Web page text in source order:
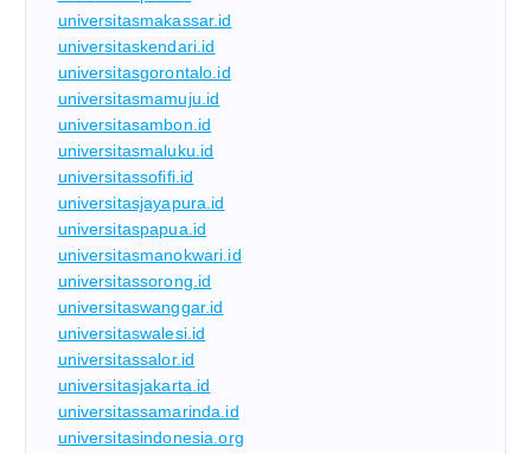
universitasmakassar.id
universitaskendari.id
universitasgorontalo.id
universitasmamuju.id
universitasambon.id
universitasmaluku.id
universitassofifi.id
universitasjayapura.id
universitaspapua.id
universitasmanokwari.id
universitassorong.id
universitaswanggar.id
universitaswalesi.id
universitassalor.id
universitasjakarta.id
universitassamarinda.id
universitasindonesia.org